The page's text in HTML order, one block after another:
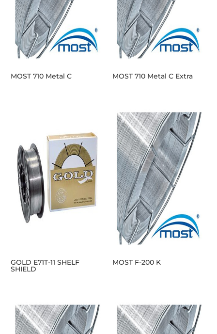
MOST 710 Metal C MOST 710 Metal C Extra
GOLD E71T-11 SHELF
SHIELD
MOST F-200 K